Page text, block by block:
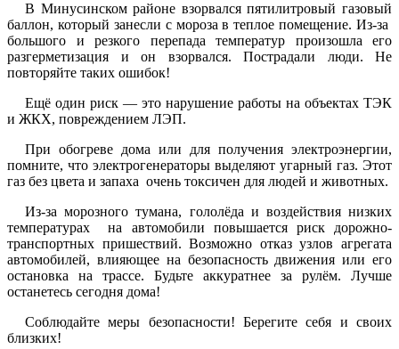
В Минусинском районе взорвался пятилитровый газовый
баллон, который занесли с мороза в теплое помещение. Из-за
большого и резкого перепада температур произошла его
разгерметизация и он взорвался. Пострадали люди. Не
повторяйте таких ошибок!
Ещё один риск — это нарушение работы на объектах ТЭК
и ЖКХ, повреждением ЛЭП.
При обогреве дома или для получения электроэнергии,
помните, что электрогенераторы выделяют угарный газ. Этот
газ без цвета и запаха очень токсичен для людей и животных.
Из-за морозного тумана, гололёда и воздействия низких
температурах на автомобили повышается риск дорожно-
транспортных пришествий. Возможно отказ узлов агрегата
автомобилей, влияющее на безопасность движения или его
остановка на трассе. Будьте аккуратнее за рулём. Лучше
останетесь сегодня дома!
Соблюдайте меры безопасности! Берегите себя и своих
близких!